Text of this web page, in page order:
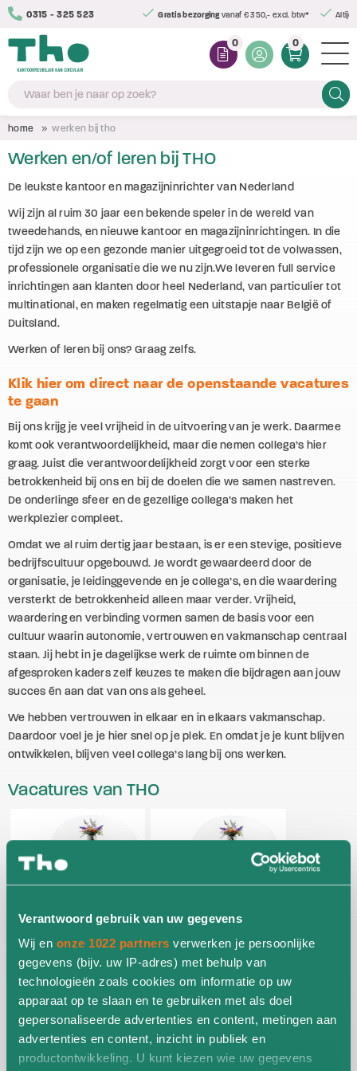
Verantwoord gebruik van uw gegevens
Wij en onze 1022 partners verwerken je persoonlijke
gegevens (bijv. uw IP-adres) met behulp van
technologieën zoals cookies om informatie op uw
apparaat op te slaan en te gebruiken met als doel
gepersonaliseerde advertenties en content, metingen aan
advertenties en content, inzicht in publiek en
productontwikkeling. U kunt kiezen wie uw gegevens
0315 - 325 523 Gratis bezorgingvanaf € 350,- excl. btw* Altijd
0
0
home werken bij tho
Werken en/of leren bij THO
De leukste kantoor en magazijninrichter van Nederland
Wij zijn al ruim 30 jaar een bekende speler in de wereld van
tweedehands, en nieuwe kantoor en magazijninrichtingen. In die
tijd zijn we op een gezonde manier uitgegroeid tot de volwassen,
professionele organisatie die we nu zijn.We leveren full service
inrichtingen aan klanten door heel Nederland, van particulier tot
multinational, en maken regelmatig een uitstapje naar België of
Duitsland.
Werken of leren bij ons? Graag zelfs.
Klik hier om direct naar de openstaande vacatures
te gaan
Bij ons krijg je veel vrijheid in de uitvoering van je werk. Daarmee
komt ook verantwoordelijkheid, maar die nemen collega’s hier
graag. Juist die verantwoordelijkheid zorgt voor een sterke
betrokkenheid bij ons en bij de doelen die we samen nastreven.
De onderlinge sfeer en de gezellige collega’s maken het
werkplezier compleet.
Omdat we al ruim dertig jaar bestaan, is er een stevige, positieve
bedrijfscultuur opgebouwd. Je wordt gewaardeerd door de
organisatie, je leidinggevende en je collega’s, en die waardering
versterkt de betrokkenheid alleen maar verder. Vrijheid,
waardering en verbinding vormen samen de basis voor een
cultuur waarin autonomie, vertrouwen en vakmanschap centraal
staan. Jij hebt in je dagelijkse werk de ruimte om binnen de
afgesproken kaders zelf keuzes te maken die bijdragen aan jouw
succes én aan dat van ons als geheel.
We hebben vertrouwen in elkaar en in elkaars vakmanschap.
Daardoor voel je je hier snel op je plek. En omdat je je kunt blijven
ontwikkelen, blijven veel collega’s lang bij ons werken.
Vacatures van THO